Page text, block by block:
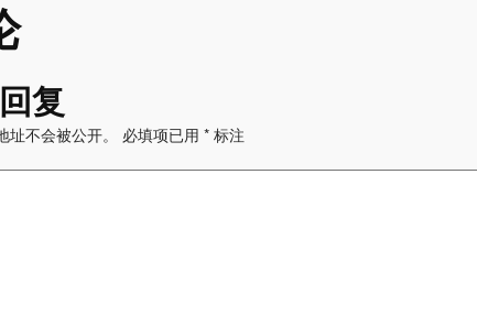
复
址不会被公开。 必填项已用 * 标注